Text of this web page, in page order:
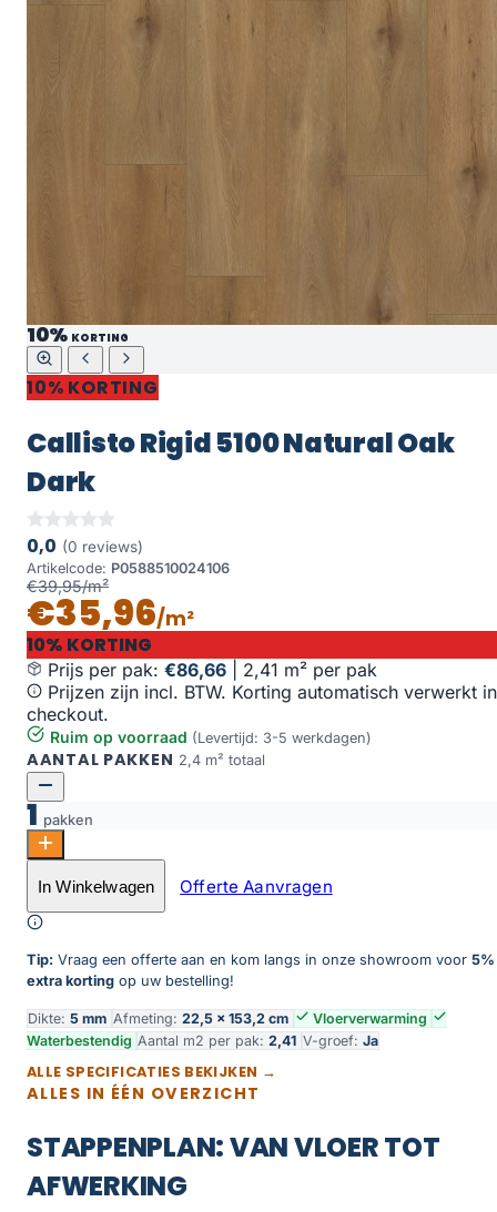
10% KORTING
10% KORTING
Callisto Rigid 5100 Natural Oak
Dark
0,0 (0 reviews)
Artikelcode: P0588510024106
€39,95/m²
€35,96/m²
10% KORTING
Prijs per pak: €86,66
2,41 m² per pak
Prijzen zijn incl. BTW. Korting automatisch verwerkt in
checkout.
Ruim op voorraad (Levertijd: 3-5 werkdagen)
AANTAL PAKKEN 2,4 m² totaal
1 pakken
Callisto Rigid 5100 Natural Oak Dark aantal
Toevoegen aan winkelwagen
In Winkelwagen Offerte Aanvragen
Tip: Vraag een offerte aan en kom langs in onze showroom voor 5%
extra korting op uw bestelling!
Dikte: 5 mm Afmeting: 22,5 × 153,2 cm
Vloerverwarming
Waterbestendig Aantal m2 per pak: 2,41 V-groef: Ja
ALLE SPECIFICATIES BEKIJKEN →
ALLES IN ÉÉN OVERZICHT
STAPPENPLAN: VAN VLOER TOT
AFWERKING